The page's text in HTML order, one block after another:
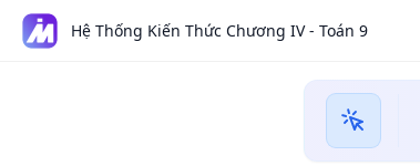
Hệ Thống Kiến Thức Chương IV - Toán 9